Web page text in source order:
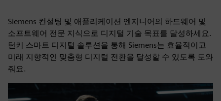
Siemens 컨설팅 및 애플리케이션 엔지니어의 하드웨어 및
소프트웨어 전문 지식으로 디지털 기술 목표를 달성하세요.
턴키 스마트 디지털 솔루션을 통해 Siemens는 효율적이고
미래 지향적인 맞춤형 디지털 전환을 달성할 수 있도록 도와
줘요.